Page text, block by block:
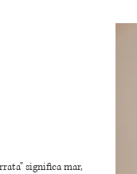
significa mar,